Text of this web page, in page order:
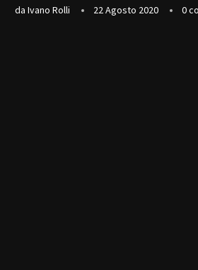
da Ivano Rolli 22 Agosto 2020 0